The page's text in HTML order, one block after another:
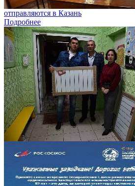
отправляются в Казань
Подробнее